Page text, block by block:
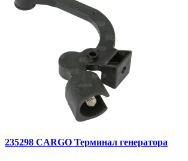
235298 CARGO Терминал генератора